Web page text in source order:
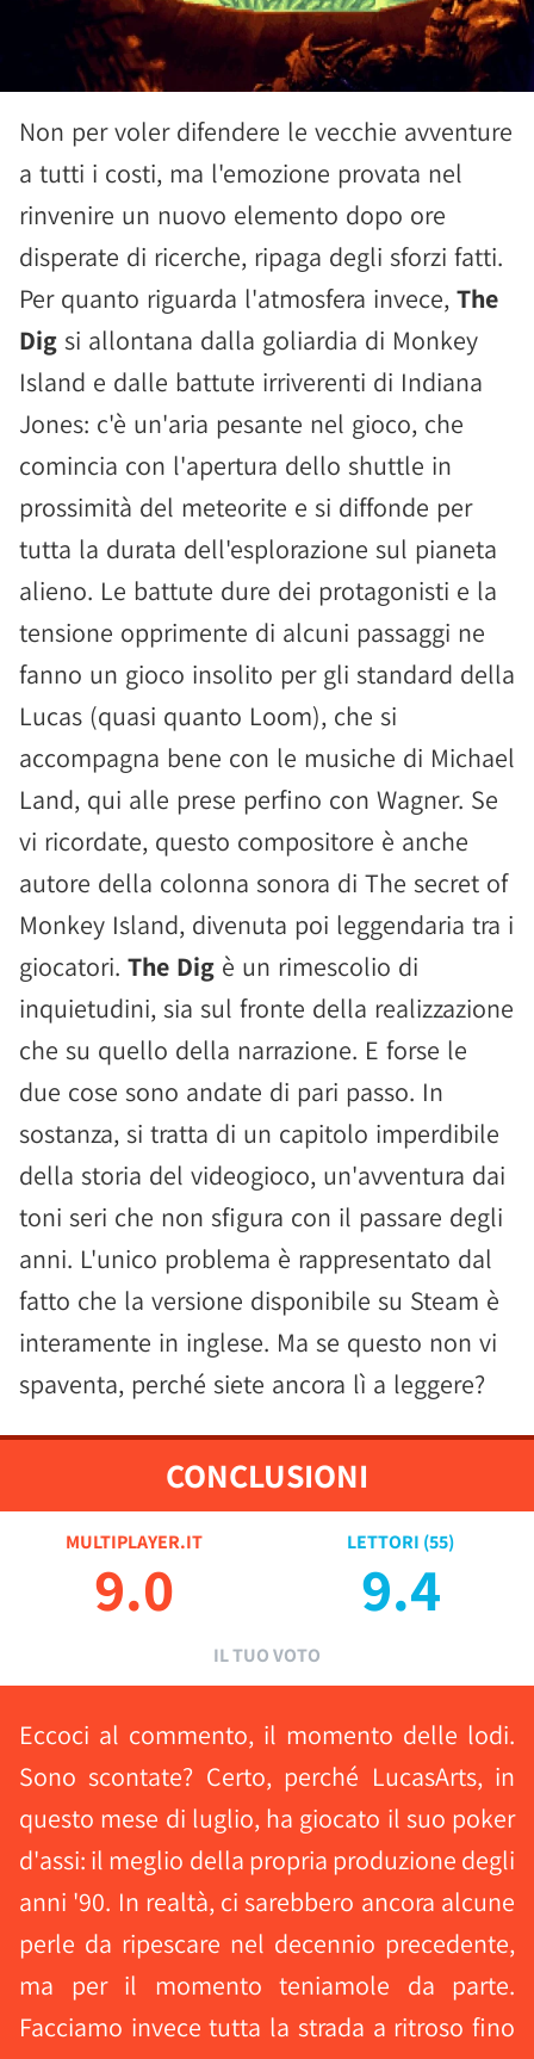
Non per voler difendere le vecchie avventure
a tutti i costi, ma l'emozione provata nel
rinvenire un nuovo elemento dopo ore
disperate di ricerche, ripaga degli sforzi fatti.
Per quanto riguarda l'atmosfera invece, The
Dig si allontana dalla goliardia di Monkey
Island e dalle battute irriverenti di Indiana
Jones: c'è un'aria pesante nel gioco, che
comincia con l'apertura dello shuttle in
prossimità del meteorite e si diffonde per
tutta la durata dell'esplorazione sul pianeta
alieno. Le battute dure dei protagonisti e la
tensione opprimente di alcuni passaggi ne
fanno un gioco insolito per gli standard della
Lucas (quasi quanto Loom), che si
accompagna bene con le musiche di Michael
Land, qui alle prese perfino con Wagner. Se
vi ricordate, questo compositore è anche
autore della colonna sonora di The secret of
Monkey Island, divenuta poi leggendaria tra i
giocatori. The Dig è un rimescolio di
inquietudini, sia sul fronte della realizzazione
che su quello della narrazione. E forse le
due cose sono andate di pari passo. In
sostanza, si tratta di un capitolo imperdibile
della storia del videogioco, un'avventura dai
toni seri che non sfigura con il passare degli
anni. L'unico problema è rappresentato dal
fatto che la versione disponibile su Steam è
interamente in inglese. Ma se questo non vi
spaventa, perché siete ancora lì a leggere?
CONCLUSIONI
MULTIPLAYER.IT
9.0
LETTORI (55)
9.4
IL TUO VOTO
Eccoci al commento, il momento delle lodi.
Sono scontate? Certo, perché LucasArts, in
questo mese di luglio, ha giocato il suo poker
d'assi: il meglio della propria produzione degli
anni '90. In realtà, ci sarebbero ancora alcune
perle da ripescare nel decennio precedente,
ma per il momento teniamole da parte.
Facciamo invece tutta la strada a ritroso fino